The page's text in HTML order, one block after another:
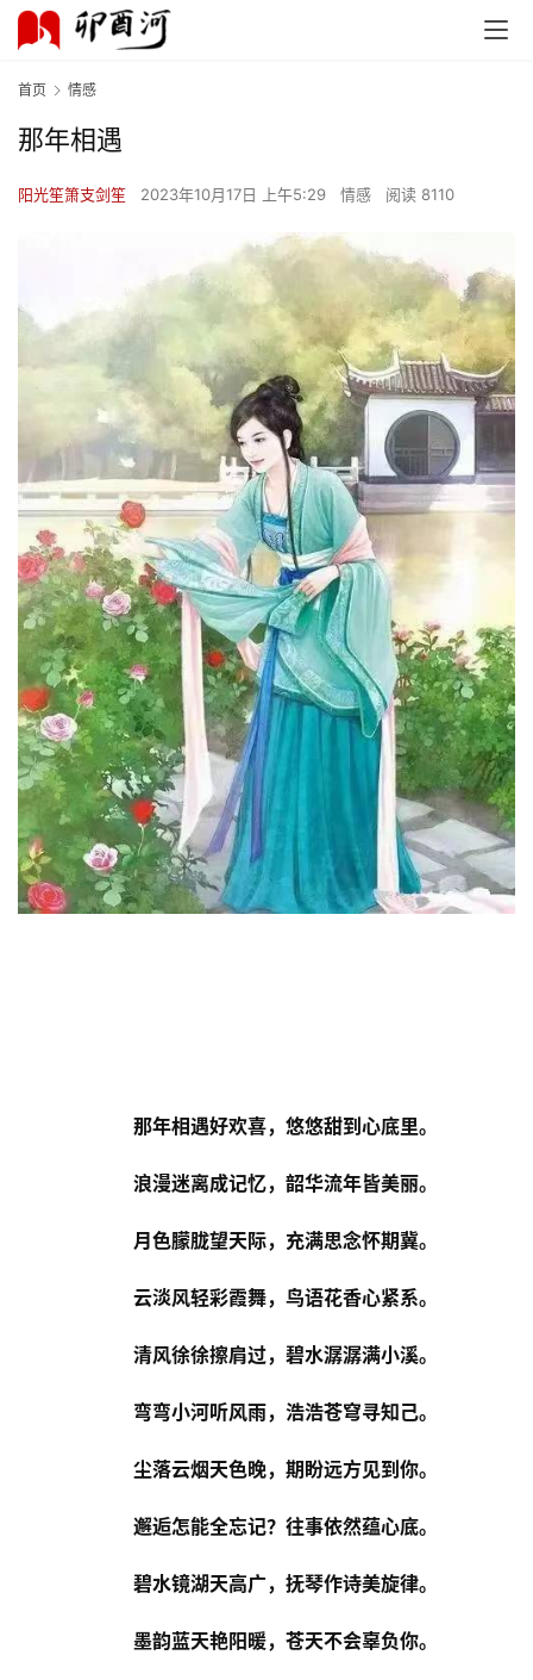
首页 情感
那年相遇
阳光笙箫支剑笙 2023年10月17日 上午5:29 情感 阅读 8110
那年相遇好欢喜，悠悠甜到心底里。
浪漫迷离成记忆，韶华流年皆美丽。
月色朦胧望天际，充满思念怀期冀。
云淡风轻彩霞舞，鸟语花香心紧系。
清风徐徐擦肩过，碧水潺潺满小溪。
弯弯小河听风雨，浩浩苍穹寻知己。
尘落云烟天色晚，期盼远方见到你。
邂逅怎能全忘记？往事依然蕴心底。
碧水镜湖天高广，抚琴作诗美旋律。
墨韵蓝天艳阳暖，苍天不会辜负你。